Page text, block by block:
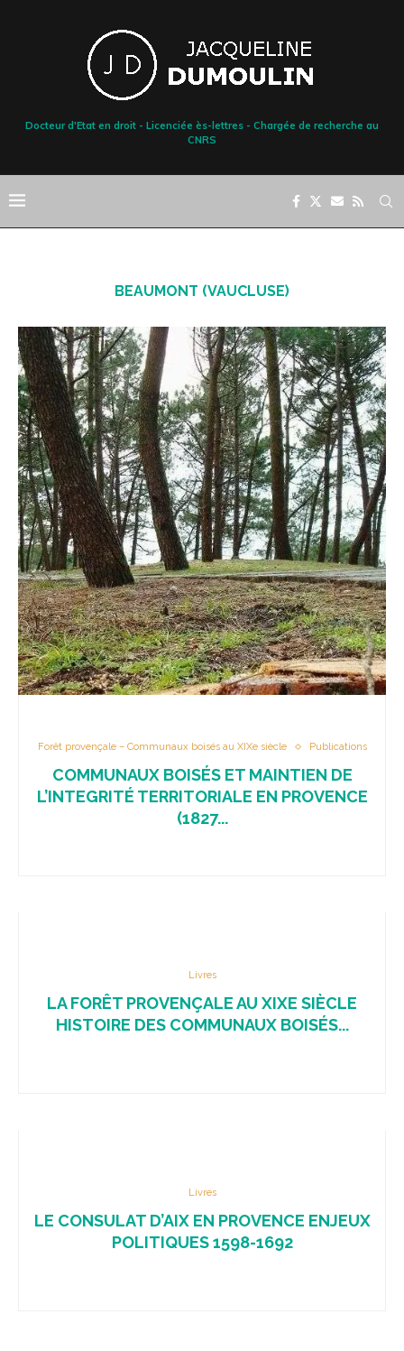
Docteur d'Etat en droit - Licenciée ès-lettres - Chargée de recherche au
CNRS
BEAUMONT (VAUCLUSE)
Forêt provençale – Communaux boisés au XIXe siècle Publications
COMMUNAUX BOISÉS ET MAINTIEN DE
L’INTEGRITÉ TERRITORIALE EN PROVENCE
(1827...
Livres
LA FORÊT PROVENÇALE AU XIXE SIÈCLE
HISTOIRE DES COMMUNAUX BOISÉS...
Livres
LE CONSULAT D’AIX EN PROVENCE ENJEUX
POLITIQUES 1598-1692